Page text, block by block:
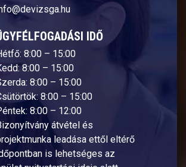
IDŐ
8:00 – 15:00
8:00 – 15:00
8:00 – 15:00
8:00 – 15:00
8:00 – 12:00
átvétel és
leadása ettől eltérő
is lehetséges az